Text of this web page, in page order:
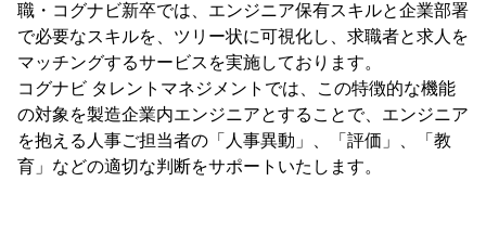
職・コグナビ新卒では、エンジニア保有スキルと企業部署
で必要なスキルを、ツリー状に可視化し、求職者と求人を
マッチングするサービスを実施しております。
コグナビ タレントマネジメントでは、この特徴的な機能
の対象を製造企業内エンジニアとすることで、エンジニア
を抱える人事ご担当者の「人事異動」、「評価」、「教
育」などの適切な判断をサポートいたします。